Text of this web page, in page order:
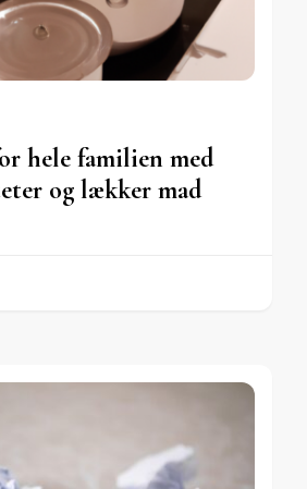
hele familien med
og lækker mad